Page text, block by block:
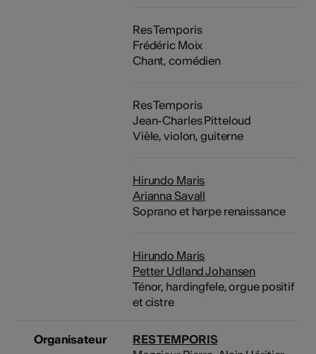
Res Temporis
Frédéric Moix
Chant, comédien
Res Temporis
Jean-Charles Pitteloud
Vièle, violon, guiterne
Hirundo Maris
Arianna Savall
Soprano et harpe renaissance
Hirundo Maris
Petter Udland Johansen
Ténor, hardingfele, orgue positif
et cistre
Organisateur
RES TEMPORIS